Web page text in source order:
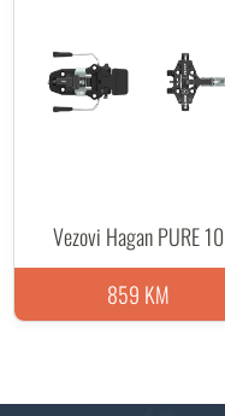
Vezovi Hagan PURE 10
859 KM